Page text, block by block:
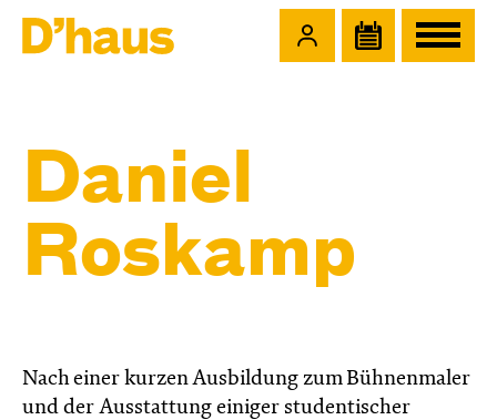
Daniel
Roskamp
Nach einer kurzen Ausbildung zum Bühnenmaler
und der Ausstattung einiger studentischer